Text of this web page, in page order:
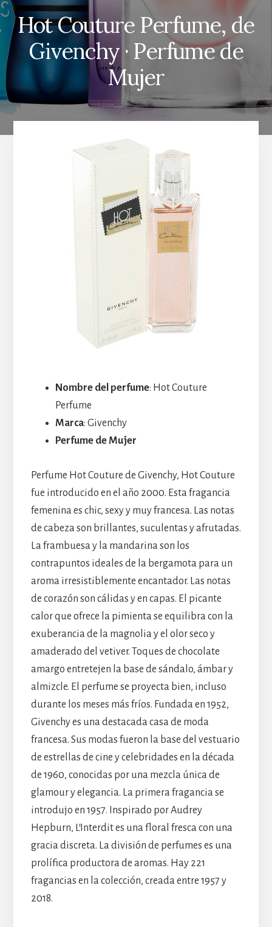
Hot Couture Perfume, de
Givenchy · Perfume de
Mujer
Nombre del perfume: Hot Couture
Perfume
Marca: Givenchy
Perfume de Mujer
Perfume Hot Couture de Givenchy, Hot Couture
fue introducido en el año 2000. Esta fragancia
femenina es chic, sexy y muy francesa. Las notas
de cabeza son brillantes, suculentas y afrutadas.
La frambuesa y la mandarina son los
contrapuntos ideales de la bergamota para un
aroma irresistiblemente encantador. Las notas
de corazón son cálidas y en capas. El picante
calor que ofrece la pimienta se equilibra con la
exuberancia de la magnolia y el olor seco y
amaderado del vetiver. Toques de chocolate
amargo entretejen la base de sándalo, ámbar y
almizcle. El perfume se proyecta bien, incluso
durante los meses más fríos. Fundada en 1952,
Givenchy es una destacada casa de moda
francesa. Sus modas fueron la base del vestuario
de estrellas de cine y celebridades en la década
de 1960, conocidas por una mezcla única de
glamour y elegancia. La primera fragancia se
introdujo en 1957. Inspirado por Audrey
Hepburn, L’Interdit es una floral fresca con una
gracia discreta. La división de perfumes es una
prolífica productora de aromas. Hay 221
fragancias en la colección, creada entre 1957 y
2018.